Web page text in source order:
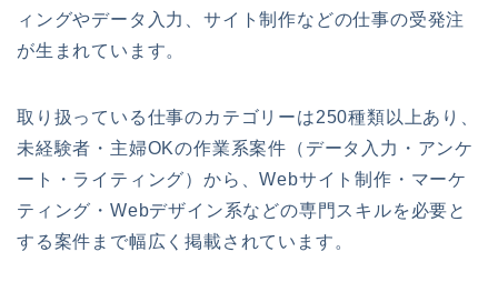
ィングやデータ入力、サイト制作などの仕事の受発注
が生まれています。
取り扱っている仕事のカテゴリーは250種類以上あり、
未経験者・主婦OKの作業系案件（データ入力・アンケ
ート・ライティング）から、Webサイト制作・マーケ
ティング・Webデザイン系などの専門スキルを必要と
する案件まで幅広く掲載されています。